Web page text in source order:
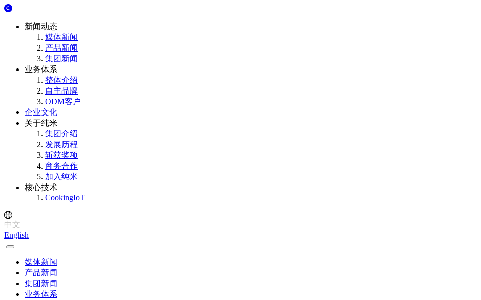
新闻动态
媒体新闻
产品新闻
集团新闻
业务体系
整体介绍
自主品牌
ODM客户
企业文化
关于纯米
集团介绍
发展历程
斩获奖项
商务合作
加入纯米
核心技术
CookingIoT
中文
English
媒体新闻
产品新闻
集团新闻
业务体系